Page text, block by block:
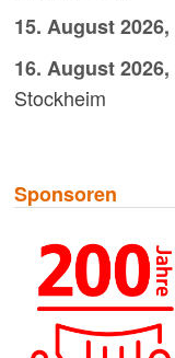
15. August 2026,
16. August 2026,
Stockheim
Sponsoren